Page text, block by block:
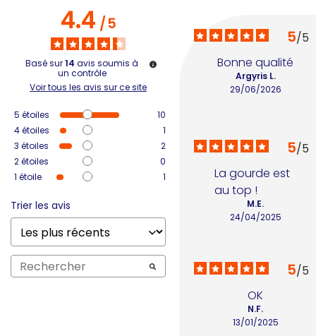
4.4/5
Basé sur14 avis soumis à
un contrôle
Voir tous les avis sur ce site
5 étoiles
10
4étoiles
1
3 étoiles
2
2étoiles
0
1 étoile 1
Trier les avis
5/5
Bonne qualité
29/06/2026
Argyris L.
5/5
La gourde est
au top !
24/04/2025
M.E.
5/5
OK
13/01/2025
N.F.